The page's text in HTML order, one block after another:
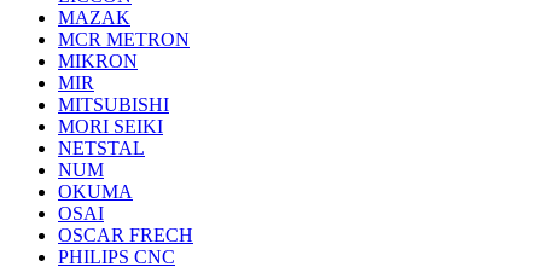
MAZAK
MCR METRON
MIKRON
MIR
MITSUBISHI
MORI SEIKI
NETSTAL
NUM
OKUMA
OSAI
OSCAR FRECH
PHILIPS CNC